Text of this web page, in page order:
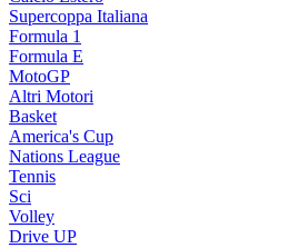
Supercoppa Italiana
Formula 1
Formula E
MotoGP
Altri Motori
Basket
America's Cup
Nations League
Tennis
Sci
Volley
Drive UP